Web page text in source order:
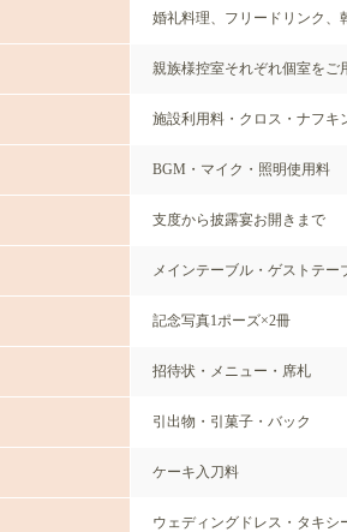
婚礼料理、フリードリンク、
親族様控室それぞれ個室をご
施設利用料・クロス・ナフキ
BGM・マイク・照明使用料
支度から披露宴お開きまで
メインテーブル・ゲストテー
記念写真1ポーズ×2冊
招待状・メニュー・席札
引出物・引菓子・バック
ケーキ入刀料
ウェディングドレス・タキシ